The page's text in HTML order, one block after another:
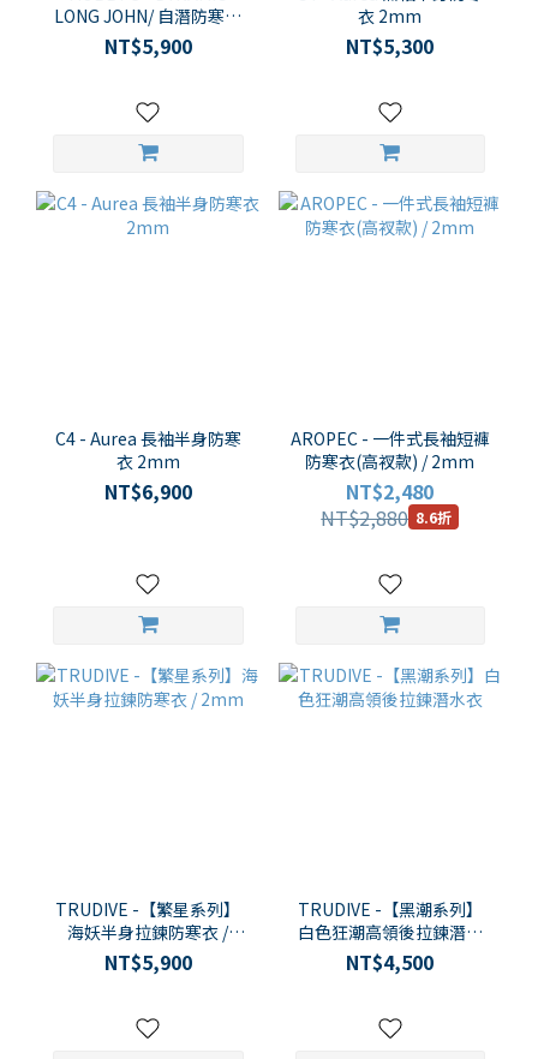
LONG JOHN/ 自潛防寒衣
背心長褲 1.5mm 男女通用
款
NT$5,900
衣 2mm
NT$5,300
C4 - Aurea 長袖半身防寒
衣 2mm
NT$6,900
AROPEC - 一件式長袖短褲
防寒衣(高衩款) / 2mm
NT$2,480
NT$2,880 8.6折
TRUDIVE -【繁星系列】
海妖半身拉鍊防寒衣 /
2mm
NT$5,900
TRUDIVE -【黑潮系列】
白色狂潮高領後拉鍊潛水
衣
NT$4,500